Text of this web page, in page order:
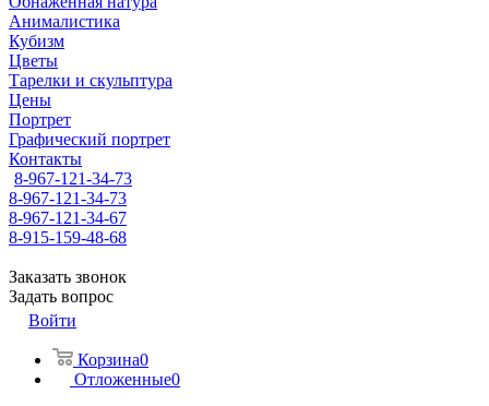
Анималистика
Кубизм
Цветы
Тарелки и скульптура
Цены
Портрет
Графический портрет
Контакты
8-967-121-34-73
8-967-121-34-73
8-967-121-34-67
8-915-159-48-68
Заказать звонок
Задать вопрос
Войти
Корзина0
Отложенные0